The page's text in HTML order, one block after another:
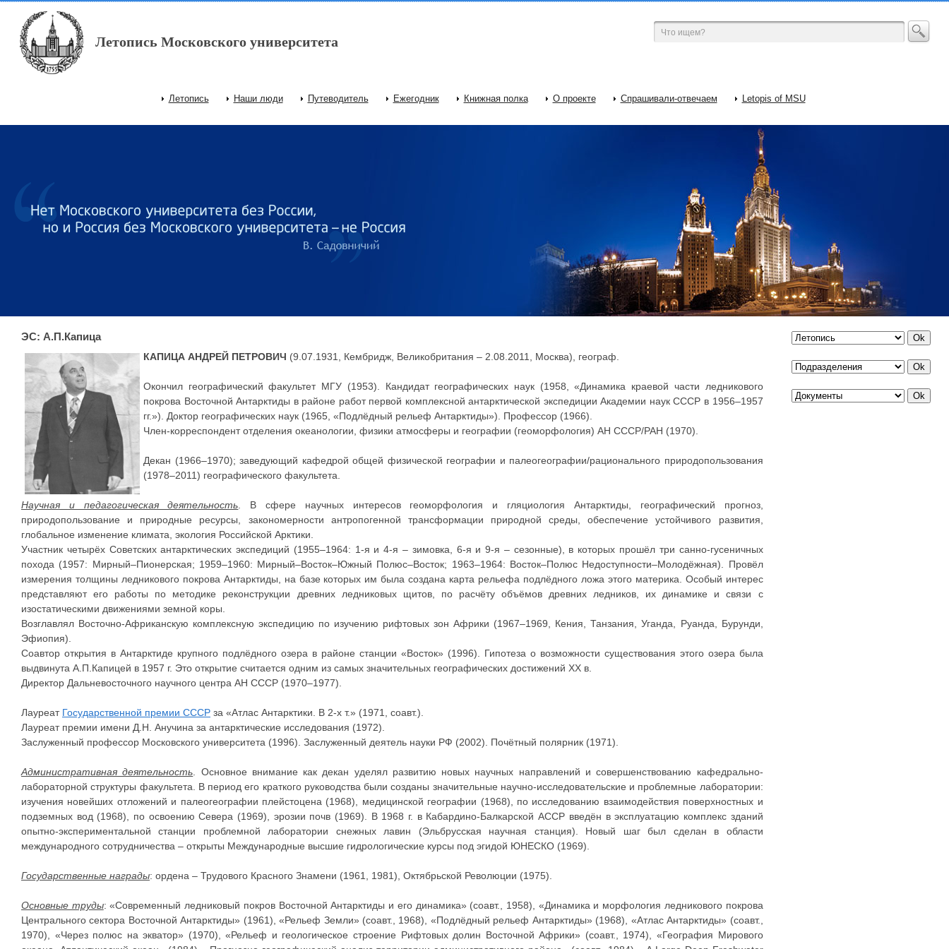
Перейти к основному содержанию
Летопись Московского университета
Главное меню
Летопись Наши люди Путеводитель Ежегодник Книжная полка О проекте Спрашивали-отвечаем Letopis of MSU
ЭС: А.П.Капица
КАПИЦА АНДРЕЙ ПЕТРОВИЧ (9.07.1931, Кембридж, Великобритания – 2.08.2011, Москва), географ.
Окончил географический факультет МГУ (1953). Кандидат географических наук (1958, «Динамика краевой части ледникового
покрова Восточной Антарктиды в районе работ первой комплексной антарктической экспедиции Академии наук СССР в 1956–1957
гг.»). Доктор географических наук (1965, «Подлёдный рельеф Антарктиды»). Профессор (1966).
Член-корреспондент отделения океанологии, физики атмосферы и географии (геоморфология) АН СССР/РАН (1970).
Декан (1966–1970); заведующий кафедрой общей физической географии и палеогеографии/рационального природопользования
(1978–2011) географического факультета.
Научная и педагогическая деятельность . В сфере научных интересов геоморфология и гляциология Антарктиды, географический прогноз,
природопользование и природные ресурсы, закономерности антропогенной трансформации природной среды, обеспечение устойчивого развития,
глобальное изменение климата, экология Российской Арктики.
Участник четырёх Советских антарктических экспедиций (1955–1964: 1-я и 4-я – зимовка, 6-я и 9-я – сезонные), в которых прошёл три санно-гусеничных
похода (1957: Мирный–Пионерская; 1959–1960: Мирный–Восток–Южный Полюс–Восток; 1963–1964: Восток–Полюс Недоступности–Молодёжная). Провёл
измерения толщины ледникового покрова Антарктиды, на базе которых им была создана карта рельефа подлёдного ложа этого материка. Особый интерес
представляют его работы по методике реконструкции древних ледниковых щитов, по расчёту объёмов древних ледников, их динамике и связи с
изостатическими движениями земной коры.
Возглавлял Восточно-Африканскую комплексную экспедицию по изучению рифтовых зон Африки (1967–1969, Кения, Танзания, Уганда, Руанда, Бурунди,
Эфиопия).
Соавтор открытия в Антарктиде крупного подлёдного озера в районе станции «Восток» (1996). Гипотеза о возможности существования этого озера была
выдвинута А.П.Капицей в 1957 г. Это открытие считается одним из самых значительных географических достижений XX в.
Директор Дальневосточного научного центра АН СССР (1970–1977).
Лауреат Государственной премии СССР за «Атлас Антарктики. В 2-х т.» (1971, соавт.).
Лауреат премии имени Д.Н. Анучина за антарктические исследования (1972).
Заслуженный профессор Московского университета (1996). Заслуженный деятель науки РФ (2002). Почётный полярник (1971).
Административная деятельность . Основное внимание как декан уделял развитию новых научных направлений и совершенствованию кафедрально-
лабораторной структуры факультета. В период его краткого руководства были созданы значительные научно-исследовательские и проблемные лаборатории:
изучения новейших отложений и палеогеографии плейстоцена (1968), медицинской географии (1968), по исследованию взаимодействия поверхностных и
подземных вод (1968), по освоению Севера (1969), эрозии почв (1969). В 1968 г. в Кабардино-Балкарской АССР введён в эксплуатацию комплекс зданий
опытно-экспериментальной станции проблемной лаборатории снежных лавин (Эльбрусская научная станция). Новый шаг был сделан в области
международного сотрудничества – открыты Международные высшие гидрологические курсы под эгидой ЮНЕСКО (1969).
Государственные награды: ордена – Трудового Красного Знамени (1961, 1981), Октябрьской Революции (1975).
Основные труды: «Современный ледниковый покров Восточной Антарктиды и его динамика» (соавт., 1958), «Динамика и морфология ледникового покрова
Центрального сектора Восточной Антарктиды» (1961), «Рельеф Земли» (соавт., 1968), «Подлёдный рельеф Антарктиды» (1968), «Атлас Антарктиды» (соавт.,
1970), «Через полюс на экватор» (1970), «Рельеф и геологическое строение Рифтовых долин Восточной Африки» (соавт., 1974), «География Мирового